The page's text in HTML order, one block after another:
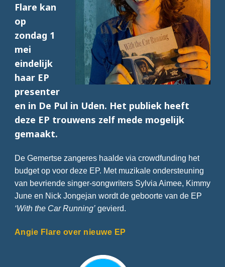
Flare kan
op
zondag 1
mei
eindelijk
haar EP
presenter
en in De Pul in Uden. Het publiek heeft
deze EP trouwens zelf mede mogelijk
gemaakt.
De Gemertse zangeres haalde via crowdfunding het
budget op voor deze EP. Met muzikale ondersteuning
van bevriende singer-songwriters Sylvia Aimee, Kimmy
June en Nick Jongejan wordt de geboorte van de EP
‘With the Car Running’gevierd.
Angie Flare over nieuwe EP